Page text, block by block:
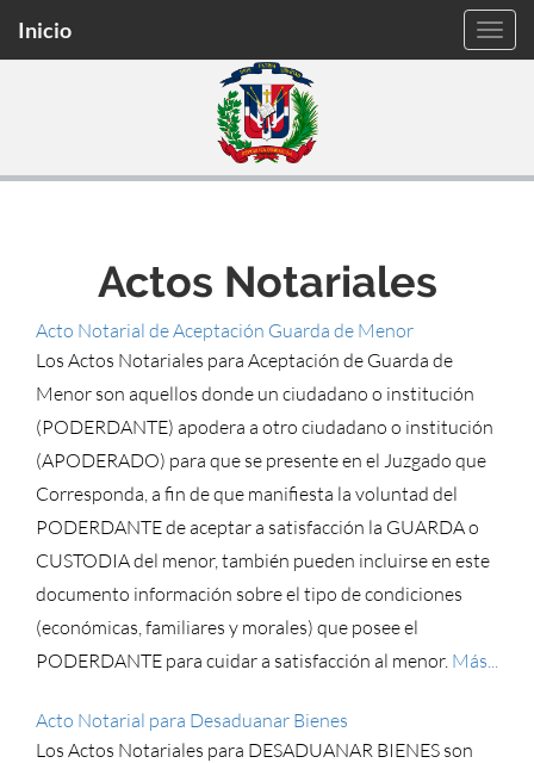
Inicio
Actos Notariales
Acto Notarial de Aceptación Guarda de Menor
Los Actos Notariales para Aceptación de Guarda de
Menor son aquellos donde un ciudadano o institución
(PODERDANTE) apodera a otro ciudadano o institución
(APODERADO) para que se presente en el Juzgado que
Corresponda, a fin de que manifiesta la voluntad del
PODERDANTE de aceptar a satisfacción la GUARDA o
CUSTODIA del menor, también pueden incluirse en este
documento información sobre el tipo de condiciones
(económicas, familiares y morales) que posee el
PODERDANTE para cuidar a satisfacción al menor. Más...
Acto Notarial para Desaduanar Bienes
Los Actos Notariales para DESADUANAR BIENES son